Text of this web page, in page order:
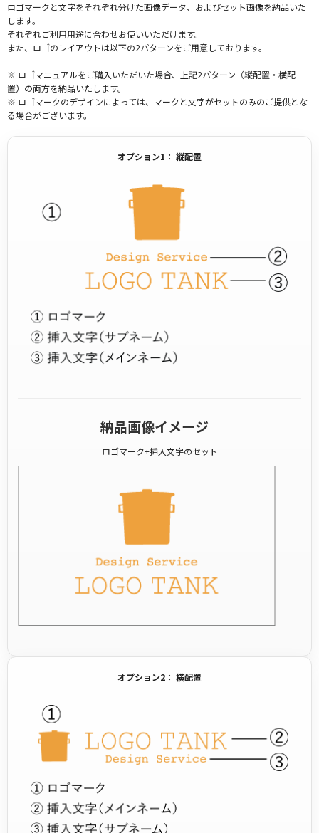
ロゴマークと文字をそれぞれ分けた画像データ、およびセット画像を納品いた
します。
それぞれご利用用途に合わせお使いいただけます。
また、ロゴのレイアウトは以下の2パターンをご用意しております。
※ ロゴマニュアルをご購入いただいた場合、上記2パターン（縦配置・横配
置）の両方を納品いたします。
※ ロゴマークのデザインによっては、マークと文字がセットのみのご提供とな
る場合がございます。
オプション1： 縦配置
納品画像イメージ
ロゴマーク+挿入文字のセット
オプション2： 横配置